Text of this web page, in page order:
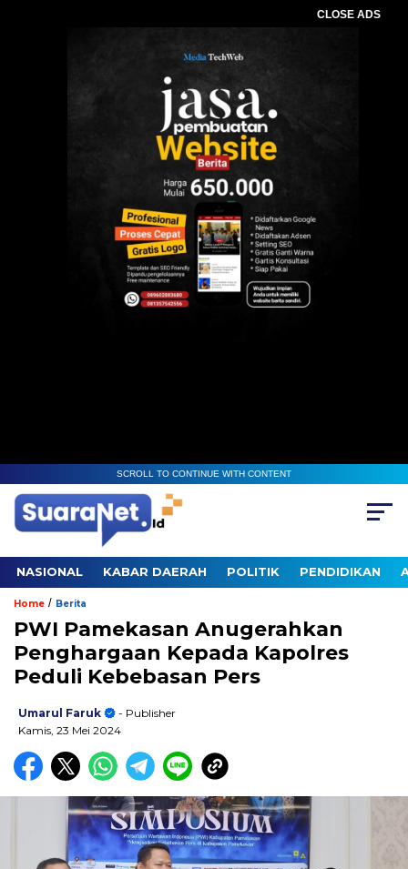
CLOSE ADS
SCROLL TO CONTINUE WITH CONTENT
NASIONAL KABAR DAERAH POLITIK PENDIDIKAN
Home / Berita
PWI Pamekasan Anugerahkan
Penghargaan Kepada Kapolres
Peduli Kebebasan Pers
Umarul Faruk
- Publisher
Kamis, 23 Mei 2024